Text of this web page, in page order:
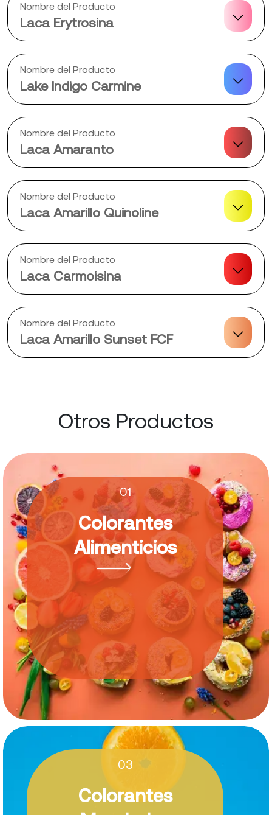
Nombre del Producto
Laca Erytrosina
Nombre del Producto
Lake Indigo Carmine
Nombre del Producto
Laca Amaranto
Nombre del Producto
Laca Amarillo Quinoline
Nombre del Producto
Laca Carmoisina
Nombre del Producto
Laca Amarillo Sunset FCF
Otros Productos
01
Colorantes
Alimenticios
03
Colorantes